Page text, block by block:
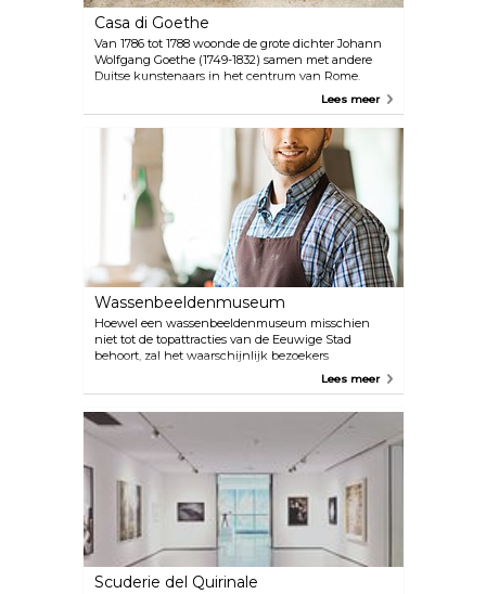
Casa di Goethe
Van 1786 tot 1788 woonde de grote dichter Johann
Wolfgang Goethe (1749-1832) samen met andere
Duitse kunstenaars in het centrum van Rome.
Tegenwoordig herdenkt het museum Casa di
Goethe de beroemde gast en zijn Italiaanse reis met
tentoonstellingen en culturele evenementen.
Lees meer
Wassenbeeldenmuseum
Hoewel een wassenbeeldenmuseum misschien
niet tot de topattracties van de Eeuwige Stad
behoort, zal het waarschijnlijk bezoekers
interesseren die de stad voor tweede of derde keer
voormalige pausen en oude Romeinen tot Pavarotti
en Winston Churchill, plus een laboratorium voor
wasfabrieken dat open is voor gasten.
Lees meer
Scuderie del Quirinale